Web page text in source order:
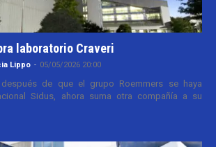
laboratorio Craveri
Lippo - 05/05/2026 20:00
de que el grupo Roemmers se haya
Sidus, ahora suma otra compañía a su